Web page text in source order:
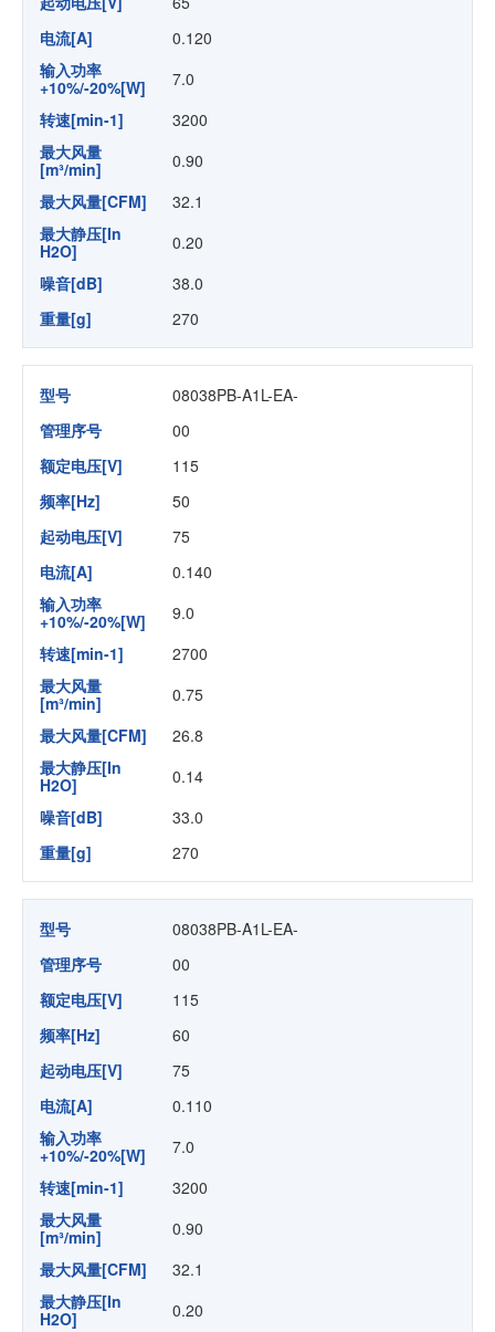
电流[A]
0.120
输入功率
+10%/-20%[W]
7.0
转速[min-1]
3200
最大风量
[m³/min]
0.90
最大风量[CFM]
32.1
最大静压[In
H2O]
0.20
噪音[dB]
38.0
重量[g]
270
型号
08038PB-A1L-EA-
管理序号
00
额定电压[V]
115
频率[Hz]
50
起动电压[V]
75
电流[A]
0.140
输入功率
+10%/-20%[W]
9.0
转速[min-1]
2700
最大风量
[m³/min]
0.75
最大风量[CFM]
26.8
最大静压[In
H2O]
0.14
噪音[dB]
33.0
重量[g]
270
型号
08038PB-A1L-EA-
管理序号
00
额定电压[V]
115
频率[Hz]
60
起动电压[V]
75
电流[A]
0.110
输入功率
+10%/-20%[W]
7.0
转速[min-1]
3200
最大风量
[m³/min]
0.90
最大风量[CFM]
32.1
最大静压[In
H2O]
0.20